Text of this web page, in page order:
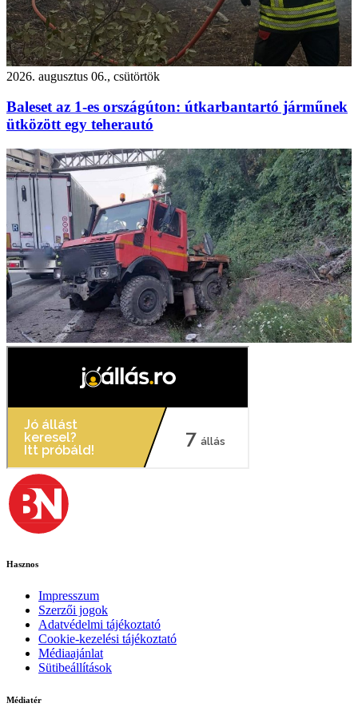
2026. augusztus 06., csütörtök
Baleset az 1-es országúton: útkarbantartó járműnek
ütközött egy teherautó
Hasznos
Impresszum
Szerzői jogok
Adatvédelmi tájékoztató
Cookie-kezelési tájékoztató
Médiaajánlat
Sütibeállítások
Médiatér